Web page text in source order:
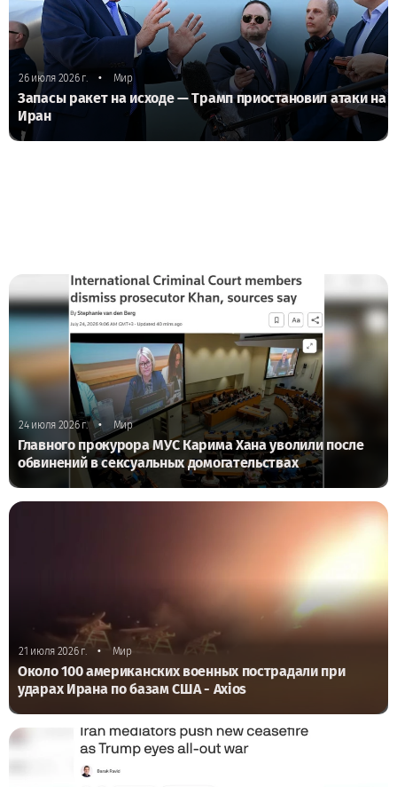
26 июля 2026 г. • Мир
Запасы ракет на исходе — Трамп приостановил атаки на
Иран
24 июля 2026 г. • Мир
Главного прокурора МУС Карима Хана уволили после
обвинений в сексуальных домогательствах
21 июля 2026 г. • Мир
Около 100 американских военных пострадали при
ударах Ирана по базам США - Axios